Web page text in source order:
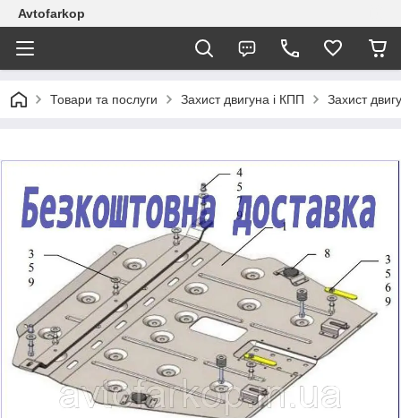
Avtofarkop
Товари та послуги Захист двигуна і КПП Захист